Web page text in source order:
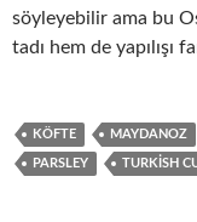
söyleyebilir ama bu
tadı hem de yapılışı
KÖFTE MAYDANOZ
PARSLEY TURKISH